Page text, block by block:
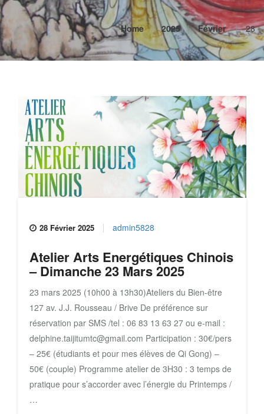
Home 2025 Février 28
28 Février 2025 admin5828
Atelier Arts Energétiques Chinois
– Dimanche 23 Mars 2025
23 mars 2025 (10h00 à 13h30)Ateliers du Bien-être
127 av. J.J. Rousseau / Brive De préférence sur
réservation par SMS /tel : 06 83 13 63 27 ou e-mail :
delphine.taijitumtc@gmail.com Participation : 30€/pers
– 25€ (étudiants et pour mes élèves de Qi Gong) –
50€ (couple) Programme atelier de 3H30 : 3 temps de
pratique pour s’accorder avec l’énergie du Printemps /
…